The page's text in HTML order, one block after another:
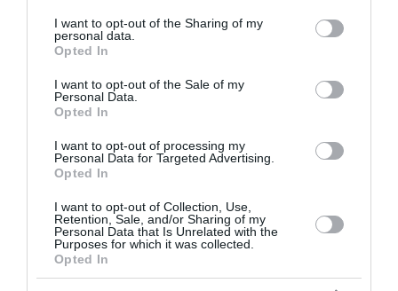
not limited to your visit or usage behaviour. You may click to
grant or deny consent to Google and its third-party tags to
use your data for below specified purposes in below Google
consent section.
I want to opt-out of the Sharing of my
personal data.
Opted In
I want to opt-out of the Sale of my
Personal Data.
Opted In
I want to opt-out of processing my
Personal Data for Targeted Advertising.
Opted In
I want to opt-out of Collection, Use,
Retention, Sale, and/or Sharing of my
Personal Data that Is Unrelated with the
Purposes for which it was collected.
Opted In
ΗΠΑ: Ο Τραμπ στηρίζει τον νέο πρόεδρο στον πόλεμο
κατά των καρτέλ με 1 δισ. δολάρια
Σαν σήμερα - 8 Αυγούστου
H Κυρά Παναγιά Αλοννήσου
ΟΛΕΣ ΟΙ ΕΙΔΗΣΕΙΣ →
διαβάστε ακόμη